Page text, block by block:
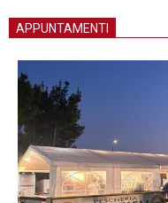
APPUNTAMENTI